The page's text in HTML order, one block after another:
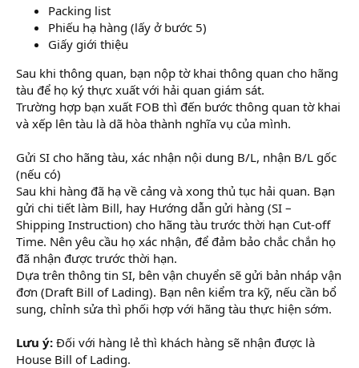
Packing list
Phiếu hạ hàng (lấy ở bước 5)
Giấy giới thiệu
Sau khi thông quan, bạn nộp tờ khai thông quan cho hãng
tàu để họ ký thực xuất với hải quan giám sát.
Trường hợp bạn xuất FOB thì đến bước thông quan tờ khai
và xếp lên tàu là dã hòa thành nghĩa vụ của mình.
Gửi SI cho hãng tàu, xác nhận nội dung B/L, nhận B/L gốc
(nếu có)
Sau khi hàng đã hạ về cảng và xong thủ tục hải quan. Bạn
gửi chi tiết làm Bill, hay Hướng dẫn gửi hàng (SI –
Shipping Instruction) cho hãng tàu trước thời hạn Cut-off
Time. Nên yêu cầu họ xác nhận, để đảm bảo chắc chắn họ
đã nhận được trước thời hạn.
Dựa trên thông tin SI, bên vận chuyển sẽ gửi bản nháp vận
đơn (Draft Bill of Lading). Bạn nên kiểm tra kỹ, nếu cần bổ
sung, chỉnh sửa thì phối hợp với hãng tàu thực hiện sớm.
Lưu ý: Đối với hàng lẻ thì khách hàng sẽ nhận được là
House Bill of Lading.